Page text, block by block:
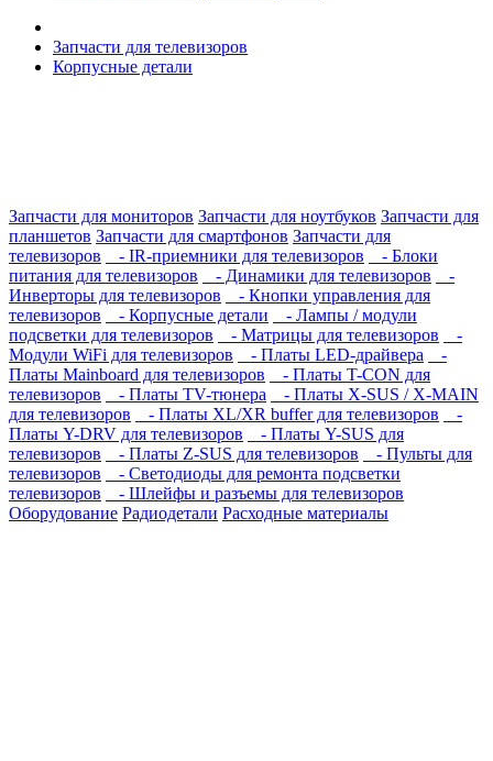
Запчасти для телевизоров
Корпусные детали
Запчасти для мониторов Запчасти для ноутбуков Запчасти для
планшетов Запчасти для смартфонов Запчасти для
телевизоров
- IR-приемники для телевизоров
- Блоки
питания для телевизоров
- Динамики для телевизоров
-
Инверторы для телевизоров
- Кнопки управления для
телевизоров
- Корпусные детали
- Лампы / модули
подсветки для телевизоров
- Матрицы для телевизоров
-
Модули WiFi для телевизоров
- Платы LED-драйвера
-
Платы Mainboard для телевизоров
- Платы T-CON для
телевизоров
- Платы TV-тюнера
- Платы X-SUS / X-MAIN
для телевизоров
- Платы XL/XR buffer для телевизоров
-
Платы Y-DRV для телевизоров
- Платы Y-SUS для
телевизоров
- Платы Z-SUS для телевизоров
- Пульты для
телевизоров
- Светодиоды для ремонта подсветки
телевизоров
- Шлейфы и разъемы для телевизоров
Оборудование Радиодетали Расходные материалы